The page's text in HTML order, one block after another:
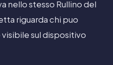
nello stesso Rullino del
riguarda chi puo
sul dispositivo